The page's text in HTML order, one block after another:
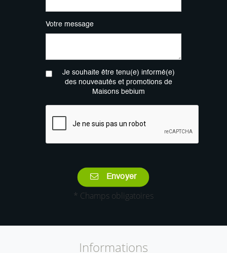
Votre message
Je souhaite être tenu(e) informé(e)
des nouveautés et promotions de
Maisons bebium
Envoyer
* Champs obligatoires
Informations